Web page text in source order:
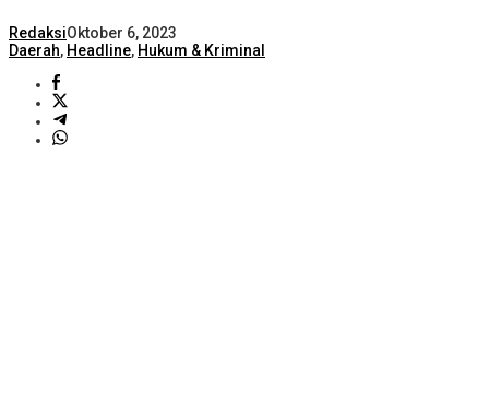
RedaksiOktober 6, 2023
Daerah, Headline, Hukum & Kriminal